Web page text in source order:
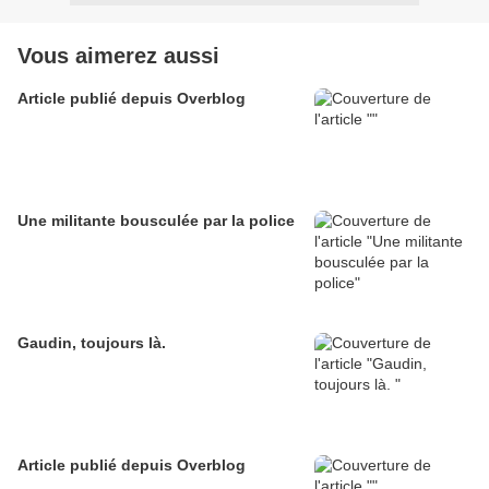
Vous aimerez aussi
Article publié depuis Overblog
Une militante bousculée par la police
Gaudin, toujours là.
Article publié depuis Overblog